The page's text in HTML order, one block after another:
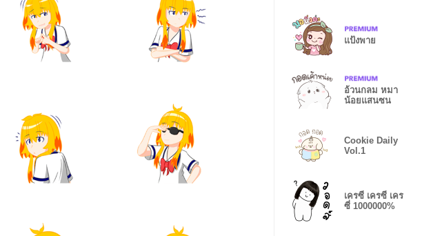
แป้งพาย
อ้วนกลม หมา
น้อยแสนซน
Cookie Daily
Vol.1
เครซี่ เครซี่ เคร
ซี่ 1000000%